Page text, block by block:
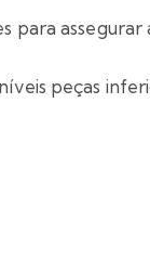
para assegurar
peças